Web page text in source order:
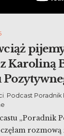
Karoliną
Podcast
„Poradnik